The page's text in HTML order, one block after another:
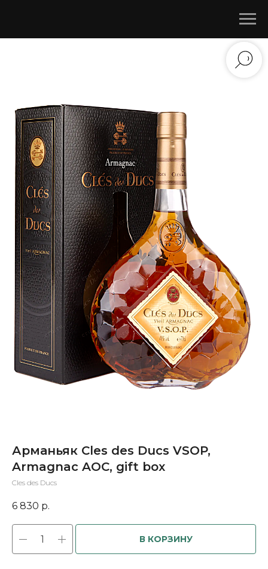
Арманьяк Cles des Ducs VSOP,
Armagnac AOC, gift box
Cles des Ducs
6 830 р.
В КОРЗИНУ